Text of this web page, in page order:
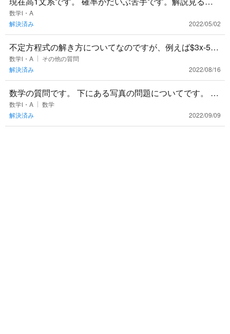
解き方は納得できるんですけど、自分で問題を解くって
なったときに、自分
数学Ⅰ・A
解決済み
2022/05/02
不定方程式の解き方についてなのですが、例えば$3x-5y=
1$について普通に互除法やmodで解くと、 $$(x,y)=(
数学Ⅰ・A
その他の質問
解決済み
2022/08/16
数学の質問です。 下にある写真の問題についてです。 解
説を見て、この問題の解き方は分かったのですが、問題
文に「$x,y$
数学Ⅰ・A
数学
解決済み
2022/09/09